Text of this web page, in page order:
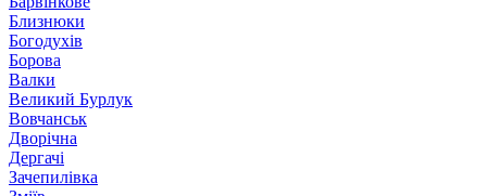
Близнюки
Богодухів
Борова
Валки
Великий Бурлук
Вовчанськ
Дворічна
Дергачі
Зачепилівка